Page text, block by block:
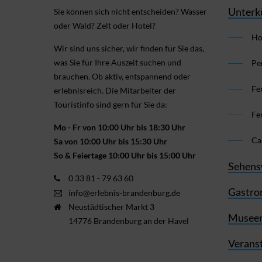
Sie können sich nicht ent­scheiden? Wasser
oder Wald? Zelt oder Hotel?
Wir sind uns sicher, wir finden für Sie das,
was Sie für Ihre Aus­zeit suchen und
brauchen. Ob aktiv, ent­spannend oder
erlebnis­reich. Die Mitarbeiter der
Touristinfo sind gern für Sie da:
Mo - Fr von 10:00 Uhr bis 18:30 Uhr
Sa von 10:00 Uhr bis 15:30 Uhr
So & Feiertage 10:00 Uhr bis 15:00 Uhr
0 33 81 - 79 63 60
info@erlebnis-brandenburg.de
Neustädtischer Markt 3
14776 Brandenburg an der Havel